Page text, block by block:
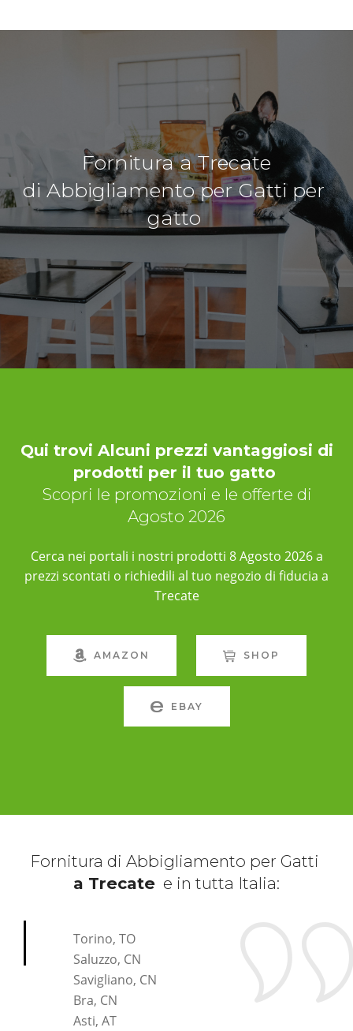
Fornitura a Trecate
di Abbigliamento per Gatti per
gatto
Qui trovi Alcuni prezzi vantaggiosi di
prodotti per il tuo gatto
Scopri le promozioni e le offerte di
Agosto 2026
Cerca nei portali i nostri prodotti 8 Agosto 2026 a
prezzi scontati o richiedili al tuo negozio di fiducia a
Trecate
AMAZON SHOP
EBAY
Fornitura di Abbigliamento per Gatti
a Trecate e in tutta Italia:
Torino, TO
Saluzzo, CN
Savigliano, CN
Bra, CN
Asti, AT